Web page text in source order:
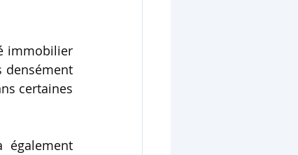
immobilier
densément
certaines